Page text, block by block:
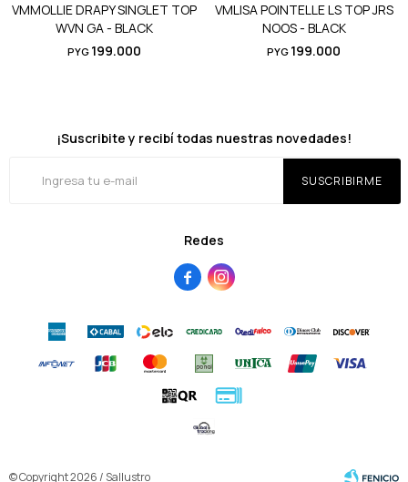
VMMOLLIE DRAPY SINGLET TOP
WVN GA - BLACK
PYG 199.000
VMLISA POINTELLE LS TOP JRS
NOOS - BLACK
PYG 199.000
Redes
 
¡Suscribite y recibí todas nuestras novedades!
SUSCRIBIRME
© Copyright 2026 / Sallustro